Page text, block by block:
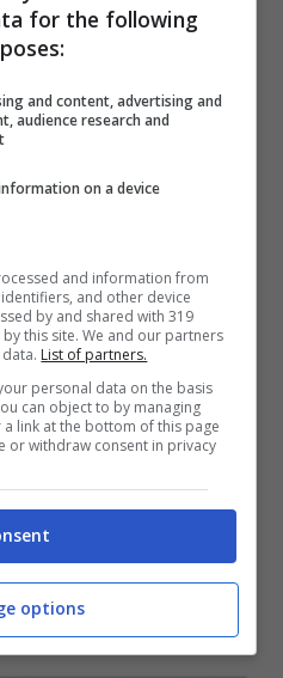
10 agostoItalia
un campo di alta
di bel tempo
Nordest. Non escluso
sulle Dolomiti nel
stazionarie,
Venti deboli a
Adriatico calmo o
for the following
and content, advertising and
audience research and
on a device
and information from
and other device
by and shared with 319
this site. We and our partners
List of partners.
personal data on the basis
can object to by managing
link at the bottom of this page
or withdraw consent in privacy
options